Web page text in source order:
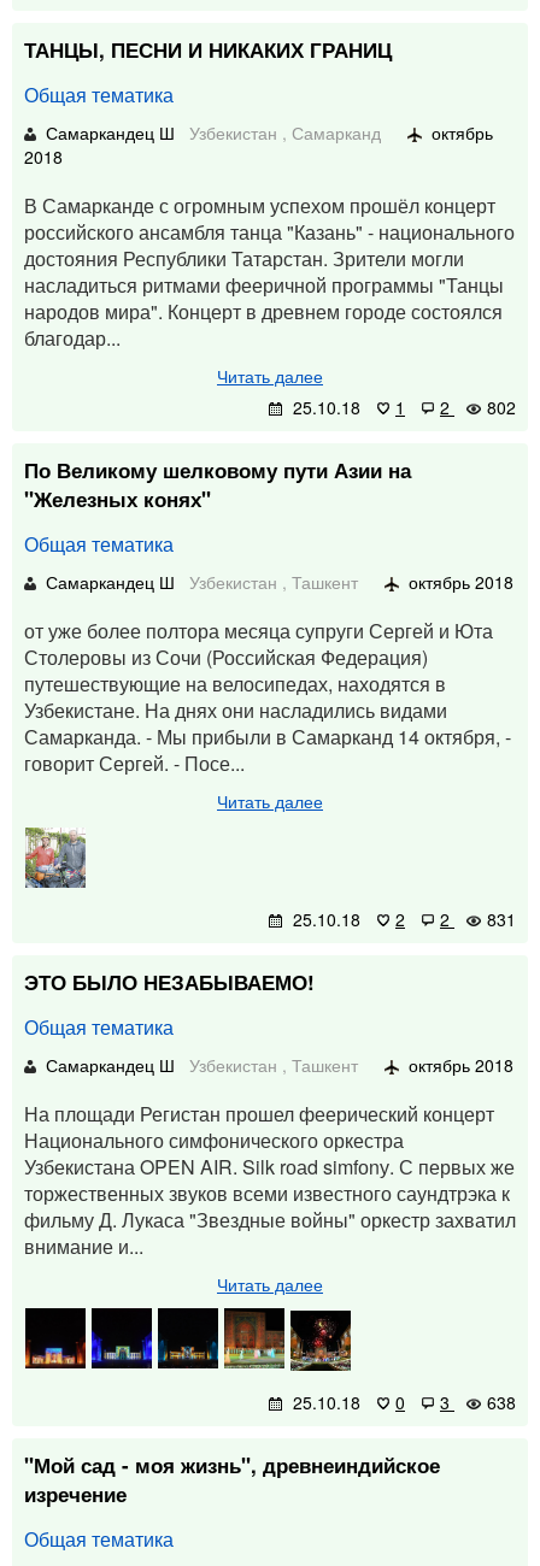
ТАНЦЫ, ПЕСНИ И НИКАКИХ ГРАНИЦ
Общая тематика
Самаркандец Ш Узбекистан , Самарканд
октябрь
2018
В Самарканде с огромным успехом прошёл концерт
российского ансамбля танца "Казань" - национального
достояния Республики Татарстан. Зрители могли
насладиться ритмами фееричной программы "Танцы
народов мира". Концерт в древнем городе состоялся
благодар...
Читать далее
25.10.18
1 2 802
По Великому шелковому пути Азии на
"Железных конях"
Общая тематика
Самаркандец Ш Узбекистан , Ташкент октябрь 2018
от уже более полтора месяца супруги Сергей и Юта
Столеровы из Сочи (Российская Федерация)
путешествующие на велосипедах, находятся в
Узбекистане. На днях они насладились видами
Самарканда. - Мы прибыли в Самарканд 14 октября, -
говорит Сергей. - Посе...
Читать далее
25.10.18 2 2 831
ЭТО БЫЛО НЕЗАБЫВАЕМО!
Общая тематика
Самаркандец Ш Узбекистан , Ташкент октябрь 2018
На площади Регистан прошел феерический концерт
Национального симфонического оркестра
Узбекистана OPEN AIR. Silk rоаd simfоnу. С первых же
торжественных звуков всеми известного саундтрэка к
фильму Д. Лукаса "Звездные войны" оркестр захватил
внимание и...
Читать далее
25.10.18 0 3 638
"Мой сад - моя жизнь", древнеиндийское
изречение
Общая тематика